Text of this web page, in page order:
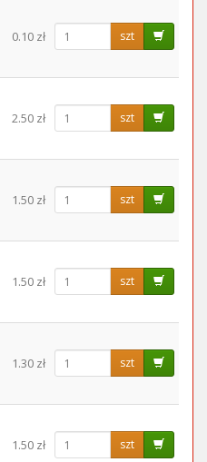
0.10 zł szt
2.50 zł szt
1.50 zł szt
1.50 zł szt
1.30 zł szt
1.50 zł szt